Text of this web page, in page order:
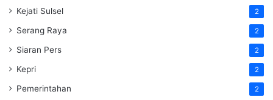
Kejati Sulsel 2
Serang Raya 2
Siaran Pers 2
Kepri 2
Pemerintahan 2